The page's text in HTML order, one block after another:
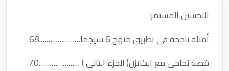
التحسين المستمر:
أمثلة ناجحة فى تطبيق منهج 6 سيجما………………….68
قصة نجاحى مع الكايزن( الجزء الثانى ) ………………….70